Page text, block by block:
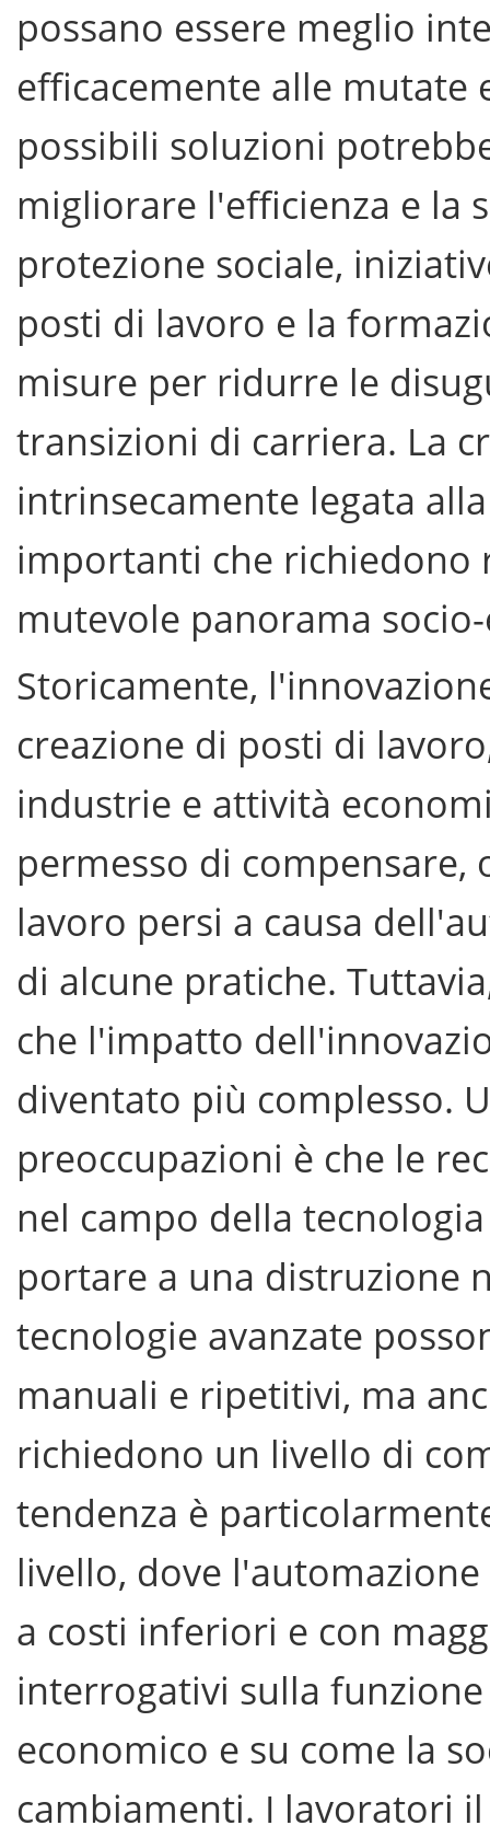
possano essere meglio
efficacemente alle mutate
possibili soluzioni
migliorare l'efficienza e la
protezione sociale,
posti di lavoro e la
misure per ridurre le
transizioni di carriera. La
intrinsecamente legata
importanti che richiedono
mutevole panorama
Storicamente,
creazione di posti di
industrie e attività
permesso di
lavoro persi a causa
di alcune pratiche.
che l'impatto
diventato più complesso.
preoccupazioni è che le
nel campo della
portare a una distruzione
tecnologie avanzate
manuali e ripetitivi, ma
richiedono un livello di
tendenza è
livello, dove
a costi inferiori e con
interrogativi sulla
economico e su come la
cambiamenti. I lavoratori